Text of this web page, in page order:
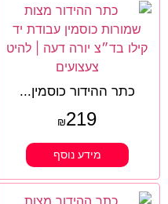
כתר ההידור כוסמין...
₪219
מידע נוסף